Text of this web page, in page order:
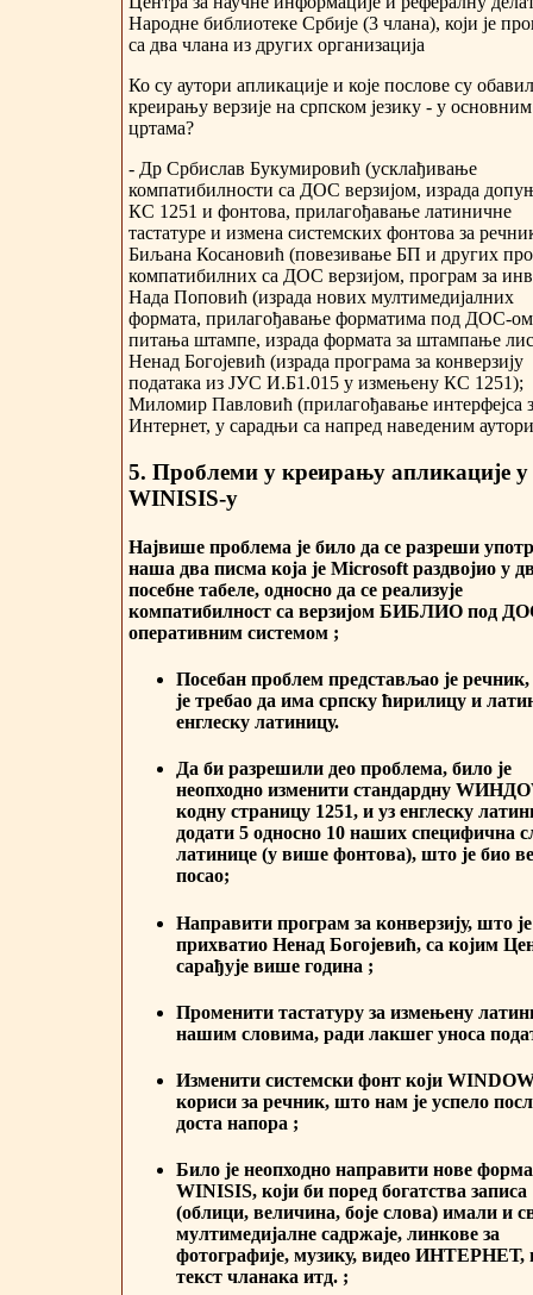
Народне библиотеке Србије (3 члана), који је
са два члана из других организација
Ко су аутори апликације и које послове су
креирању верзије на српском језику - у основним
цртама?
- Др Србислав Букумировић (усклађивање
компатибилности са ДОС верзијом, израда
КС 1251 и фонтова, прилагођавање латиничне
тастатуре и измена системских фонтова за
Биљана Косановић (повезивање БП и других
компатибилних са ДОС верзијом, програм за
Нада Поповић (израда нових мултимедијалних
формата, прилагођавање форматима под ДОС-
питања штампе, израда формата за штампање
Ненад Богојевић (израда програма за конверзију
података из ЈУС И.Б1.015 у измењену КС 1251);
Миломир Павловић (прилагођавање интерфејса
Интернет, у сарадњи са напред наведеним
5. Проблеми у креирању апликације у
WINISIS-у
Највише проблема је било да се разреши
наша два писма која је Microsoft раздвојио у
посебне табеле, односно да се реализује
компатибилност са верзијом БИБЛИО под
оперативним системом ;
Посебан проблем представљао је речник,
је требао да има српску ћирилицу и
енглеску латиницу.
Да би разрешили део проблема, било је
неопходно изменити стандардну
кодну страницу 1251, и уз енглеску
додати 5 односно 10 наших специфична
латинице (у више фонтова), што је био
посао;
Направити програм за конверзију, што је
прихватио Ненад Богојевић, са којим
сарађује више година ;
Променити тастатуру за измењену
нашим словима, ради лакшег уноса
Изменити системски фонт који
кориси за речник, што нам је успело
доста напора ;
Било је неопходно направити нове
WINISIS, који би поред богатства записа
(облици, величина, боје слова) имали и
мултимедијалне садржаје, линкове за
фотографије, музику, видео ИНТЕРНЕТ,
текст чланака итд. ;